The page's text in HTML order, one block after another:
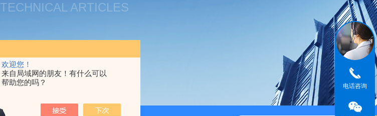
欢迎您！
来自局域网的朋友！有什么可以
帮助您的吗？
TECHNICAL ARTICLES
电话咨询